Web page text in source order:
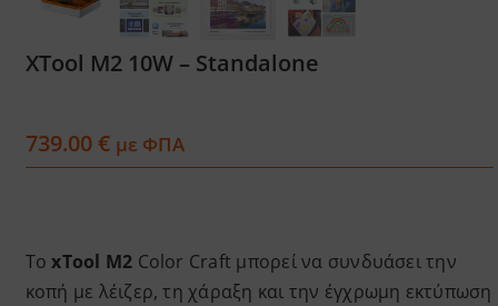
Blog
XTool M2 10W – Standalone
739.00€ με ΦΠΑ
ΤοxTool M2 Color Craft μπορεί να συνδυάσει την
κοπή με λέιζερ, τη χάραξη και την έγχρωμη εκτύπωση